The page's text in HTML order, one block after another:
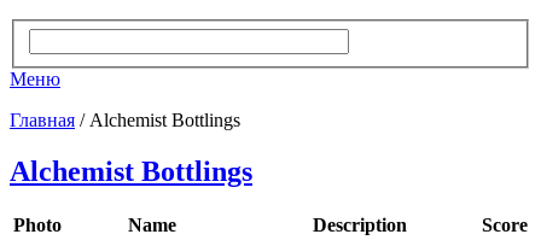
Меню
Главная / Alchemist Bottlings
Alchemist Bottlings
Photo Name Description
Score